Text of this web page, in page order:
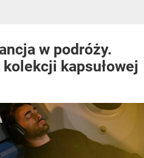
w podróży.
kapsułowej